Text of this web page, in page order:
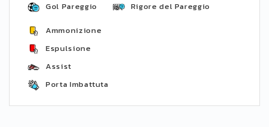
Gol Pareggio
Rigore del Pareggio
Ammonizione
Espulsione
Assist
Porta Imbattuta